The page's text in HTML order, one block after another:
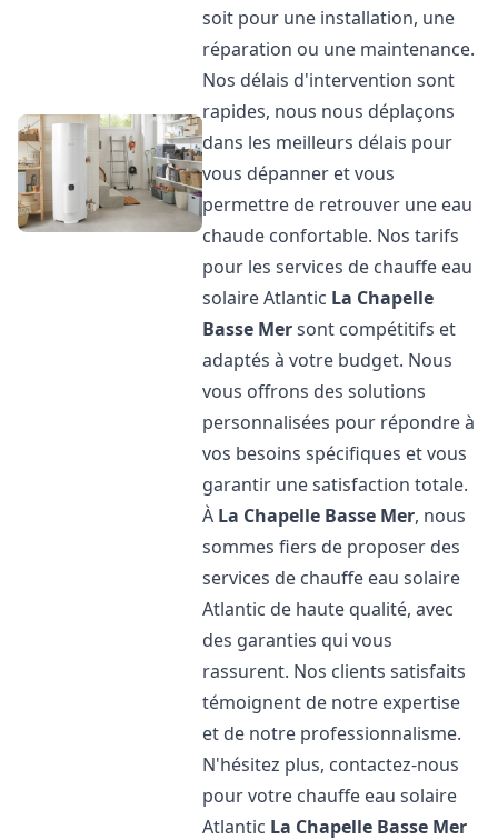
soit pour une installation, une
réparation ou une maintenance.
Nos délais d'intervention sont
rapides, nous nous déplaçons
dans les meilleurs délais pour
vous dépanner et vous
permettre de retrouver une eau
chaude confortable. Nos tarifs
pour les services de chauffe eau
solaire Atlantic La Chapelle
Basse Mersont compétitifs et
adaptés à votre budget. Nous
vous offrons des solutions
personnalisées pour répondre à
vos besoins spécifiques et vous
garantir une satisfaction totale.
À La Chapelle Basse Mer, nous
sommes fiers de proposer des
services de chauffe eau solaire
Atlantic de haute qualité, avec
des garanties qui vous
rassurent. Nos clients satisfaits
témoignent de notre expertise
et de notre professionnalisme.
N'hésitez plus, contactez-nous
pour votre chauffe eau solaire
Atlantic La Chapelle Basse Mer